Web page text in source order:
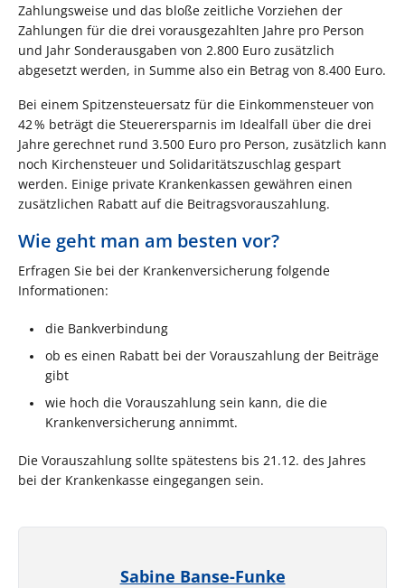
Zahlungsweise und das bloße zeitliche Vorziehen der
Zahlungen für die drei vorausgezahlten Jahre pro Person
und Jahr Sonderausgaben von 2.800 Euro zusätzlich
abgesetzt werden, in Summe also ein Betrag von 8.400 Euro.
Bei einem Spitzensteuersatz für die Einkommensteuer von
42 % beträgt die Steuerersparnis im Idealfall über die drei
Jahre gerechnet rund 3.500 Euro pro Person, zusätzlich kann
noch Kirchensteuer und Solidaritätszuschlag gespart
werden. Einige private Krankenkassen gewähren einen
zusätzlichen Rabatt auf die Beitragsvorauszahlung.
Wie geht man am besten vor?
Erfragen Sie bei der Krankenversicherung folgende
Informationen:
die Bankverbindung
ob es einen Rabatt bei der Vorauszahlung der Beiträge
gibt
wie hoch die Vorauszahlung sein kann, die die
Krankenversicherung annimmt.
Die Vorauszahlung sollte spätestens bis 21.12. des Jahres
bei der Krankenkasse eingegangen sein.
Sabine Banse-Funke